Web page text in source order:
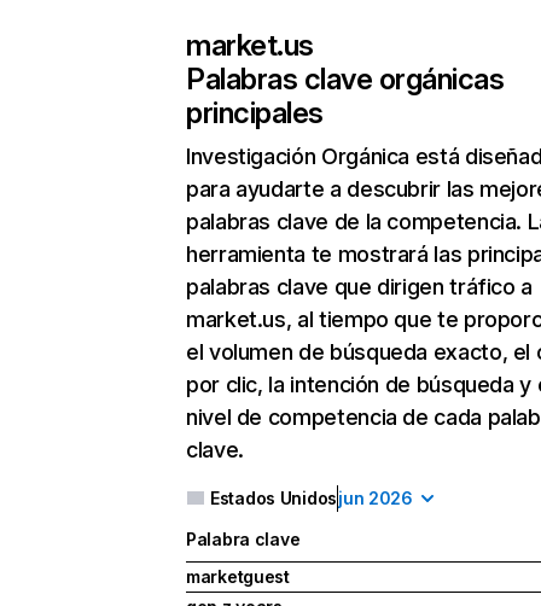
market.us
Palabras clave orgánicas
principales
Investigación Orgánica está
para ayudarte a descubrir las
palabras clave de la competencia.
herramienta te mostrará las
palabras clave que dirigen tráfico a
market.us, al tiempo que te
el volumen de búsqueda exacto, el
por clic, la intención de búsqueda y
nivel de competencia de cada
clave.
Estados Unidosjun 2026
Palabra clave
marketguest